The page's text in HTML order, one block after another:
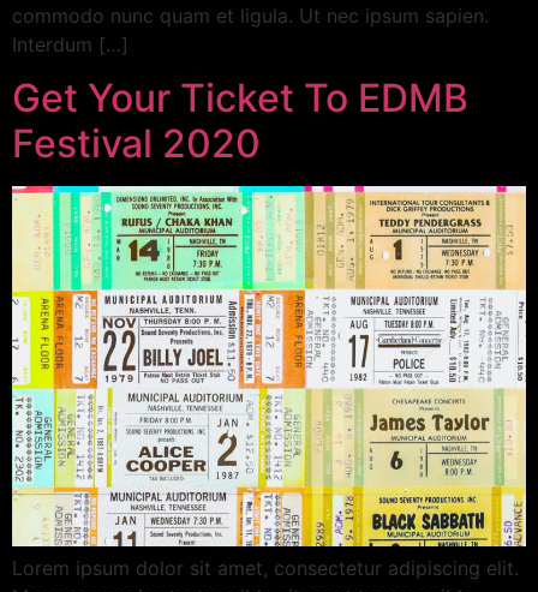
commodo nunc quam et ligula. Ut nec ipsum sapien.
Interdum […]
Get Your Ticket To EDMB
Festival 2020
Lorem ipsum dolor sit amet, consectetur adipiscing elit.